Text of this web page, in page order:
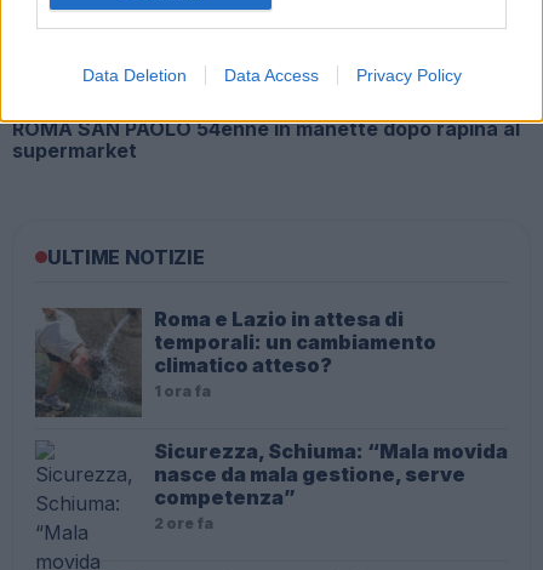
Data Deletion Data Access Privacy Policy
ROMA SAN PAOLO 54enne in manette dopo rapina al
supermarket
ULTIME NOTIZIE
Roma e Lazio in attesa di
temporali: un cambiamento
climatico atteso?
1 ora fa
Sicurezza, Schiuma: “Mala movida
nasce da mala gestione, serve
competenza”
2 ore fa